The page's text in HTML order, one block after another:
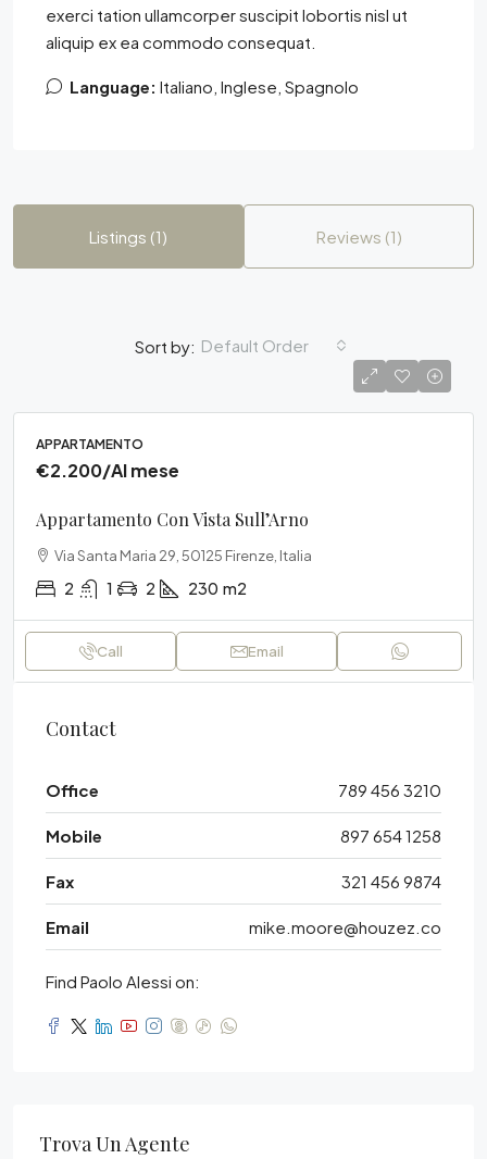
exerci tation ullamcorper suscipit lobortis nisl ut
aliquip ex ea commodo consequat.
Language: Italiano, Inglese, Spagnolo
Listings (1) Reviews (1)
Sort by: Default Order
APPARTAMENTO
€2.200/Al mese
Appartamento Con Vista Sull’Arno
Via Santa Maria 29, 50125 Firenze, Italia
2 1 2 230 m2
Call Email
Contact
Office 789 456 3210
Mobile 897 654 1258
Fax 321 456 9874
Email mike.moore@houzez.co
Find Paolo Alessi on:
Trova Un Agente